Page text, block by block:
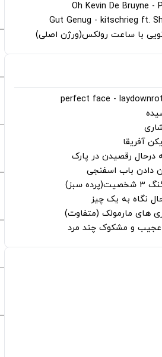
با ساعت رولکس(ورژن اصلی)
آفریقا
درحال رقصیدن در پارک
دادن باب اسفنجی
سبز)
نگاه به یک چیز
های مارمولک (متفاوت)
عجیب و مشکوک چند مرد